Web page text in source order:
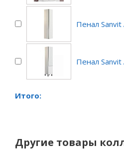
Пенал
Пенал
Итого:
Другие товары